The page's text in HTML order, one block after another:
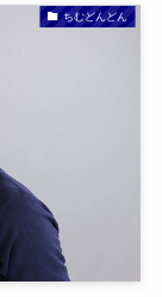
ちむどんどん